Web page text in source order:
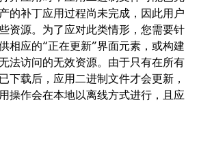
的补丁应用过程尚未完成，因此用户
资源。为了应对此类情形，您需要针
相应的“正在更新”界面元素，或构建
法访问的无效资源。由于只有在所有
下载后，应用二进制文件才会更新，
操作会在本地以离线方式进行，且应